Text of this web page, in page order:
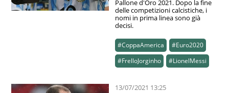
Pallone d'Oro 2021. Dopo la fine
delle competizioni calcistiche, i
nomi in prima linea sono già
decisi.
#CoppaAmerica
#Euro2020
#FrelloJorginho
#LionelMessi
13/07/2021 13:25